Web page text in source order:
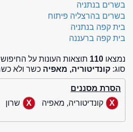
בשרים בנתניה
בשרים בהרצליה פיתוח
בית קפה בנתניה
בית קפה ברעננה
נמצאו 110 תוצאות העונות על
סוג: קונדיטוריה, מאפיה כשר ולא
הסרת מסננים
קונדיטוריה, מאפיה
שרון